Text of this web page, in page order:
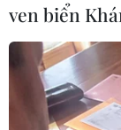
ven biển